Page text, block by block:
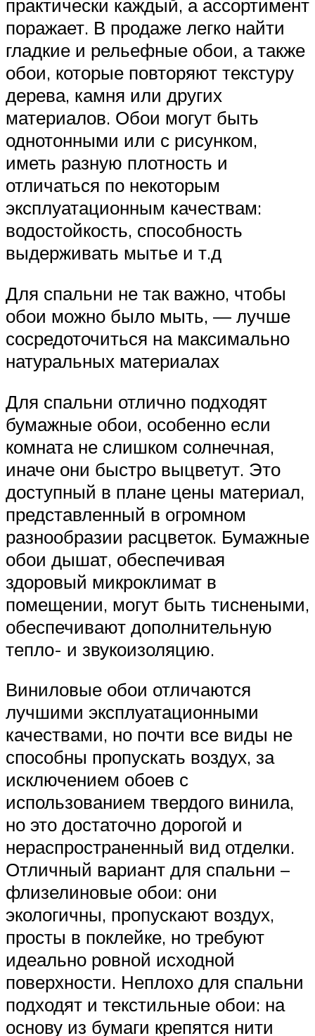
практически каждый, а ассортимент
поражает. В продаже легко найти
гладкие и рельефные обои, а также
обои, которые повторяют текстуру
дерева, камня или других
материалов. Обои могут быть
однотонными или с рисунком,
иметь разную плотность и
отличаться по некоторым
эксплуатационным качествам:
водостойкость, способность
выдерживать мытье и т.д
Для спальни не так важно, чтобы
обои можно было мыть, — лучше
сосредоточиться на максимально
натуральных материалах
Для спальни отлично подходят
бумажные обои, особенно если
комната не слишком солнечная,
иначе они быстро выцветут. Это
доступный в плане цены материал,
представленный в огромном
разнообразии расцветок. Бумажные
обои дышат, обеспечивая
здоровый микроклимат в
помещении, могут быть тиснеными,
обеспечивают дополнительную
тепло- и звукоизоляцию.
Виниловые обои отличаются
лучшими эксплуатационными
качествами, но почти все виды не
способны пропускать воздух, за
исключением обоев с
использованием твердого винила,
но это достаточно дорогой и
нераспространенный вид отделки.
Отличный вариант для спальни –
флизелиновые обои: они
экологичны, пропускают воздух,
просты в поклейке, но требуют
идеально ровной исходной
поверхности. Неплохо для спальни
подходят и текстильные обои: на
основу из бумаги крепятся нити